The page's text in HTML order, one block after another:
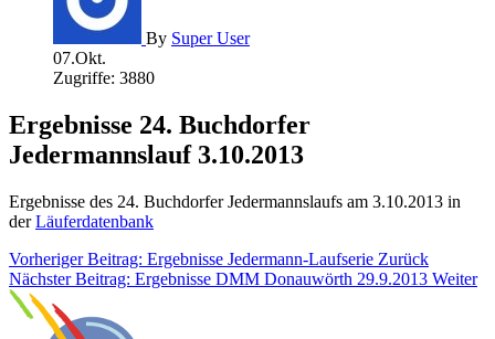
By Super User
07.Okt.
Zugriffe: 3880
Ergebnisse 24. Buchdorfer
Jedermannslauf 3.10.2013
Ergebnisse des 24. Buchdorfer Jedermannslaufs am 3.10.2013 in
derLäuferdatenbank
Vorheriger Beitrag: Ergebnisse Jedermann-Laufserie Zurück
Nächster Beitrag: Ergebnisse DMM Donauwörth 29.9.2013 Weiter